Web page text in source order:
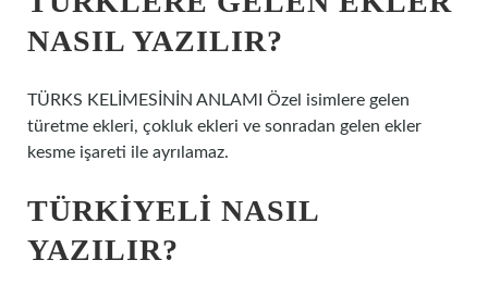
NASIL YAZILIR?
TÜRKS KELİMESİNİN ANLAMI Özel isimlere gelen
türetme ekleri, çokluk ekleri ve sonradan gelen ekler
kesme işareti ile ayrılamaz.
TÜRKIYELI NASIL
YAZILIR?